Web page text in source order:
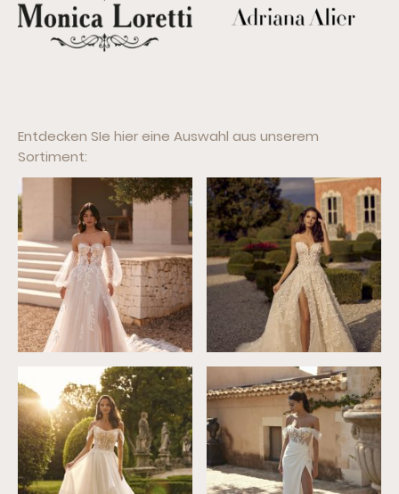
Entdecken SIe hier eine Auswahl aus unserem
Sortiment: